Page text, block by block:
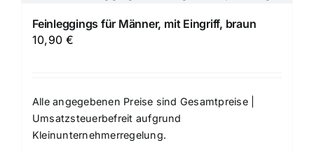
Feinleggings für Männer, mit Eingriff, braun
10,90€
Alle angegebenen Preise sind Gesamtpreise |
Umsatzsteuerbefreit aufgrund
Kleinunternehmerregelung.